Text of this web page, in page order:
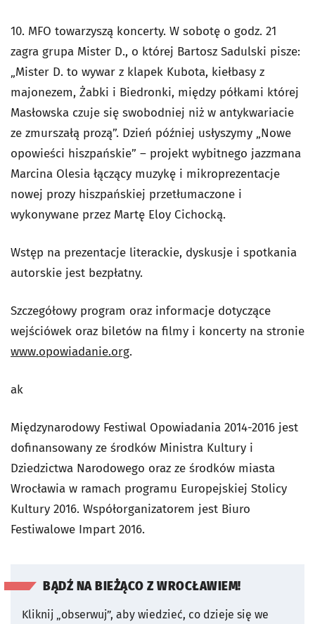
10. MFO towarzyszą koncerty. W sobotę o godz. 21
zagra grupa Mister D., o której Bartosz Sadulski pisze:
„Mister D. to wywar z klapek Kubota, kiełbasy z
majonezem, Żabki i Biedronki, między półkami której
Masłowska czuje się swobodniej niż w antykwariacie
ze zmurszałą prozą”. Dzień później usłyszymy „Nowe
opowieści hiszpańskie” – projekt wybitnego jazzmana
Marcina Olesia łączący muzykę i mikroprezentacje
nowej prozy hiszpańskiej przetłumaczone i
wykonywane przez Martę Eloy Cichocką.
Wstęp na prezentacje literackie, dyskusje i spotkania
autorskie jest bezpłatny.
Szczegółowy program oraz informacje dotyczące
wejściówek oraz biletów na filmy i koncerty na stronie
www.opowiadanie.org.
ak
Międzynarodowy Festiwal Opowiadania 2014-2016 jest
dofinansowany ze środków Ministra Kultury i
Dziedzictwa Narodowego oraz ze środków miasta
Wrocławia w ramach programu Europejskiej Stolicy
Kultury 2016. Współorganizatorem jest Biuro
Festiwalowe Impart 2016.
BĄDŹ NA BIEŻĄCO Z WROCŁAWIEM!
Kliknij „obserwuj”, aby wiedzieć, co dzieje się we